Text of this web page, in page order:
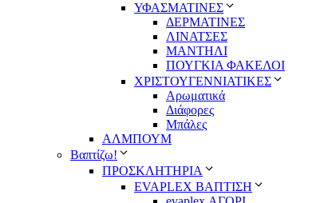
ΥΦΑΣΜΑΤΙΝΕΣ
ΔΕΡΜΑΤΙΝΕΣ
ΛΙΝΑΤΣΕΣ
ΜΑΝΤΗΛΙ
ΠΟΥΓΚΙΑ ΦΑΚΕΛΟΙ
ΧΡΙΣΤΟΥΓΕΝΝΙΑΤΙΚΕΣ
Αρωματικά
Διάφορες
Μπάλες
ΑΛΜΠΟΥΜ
Βαπτίζω!
ΠΡΟΣΚΛΗΤΗΡΙΑ
EVAPLEX ΒΑΠΤΙΣΗ